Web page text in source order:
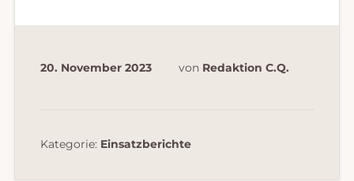
20. November 2023 von Redaktion C.Q.
Kategorie: Einsatzberichte